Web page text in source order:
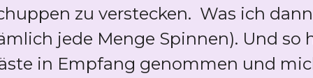
zu verstecken. Was ich
jede Menge Spinnen). Und
in Empfang genommen und